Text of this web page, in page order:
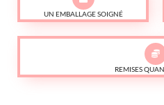
UN EMBALLAGE SOIGNÉ
REMISES